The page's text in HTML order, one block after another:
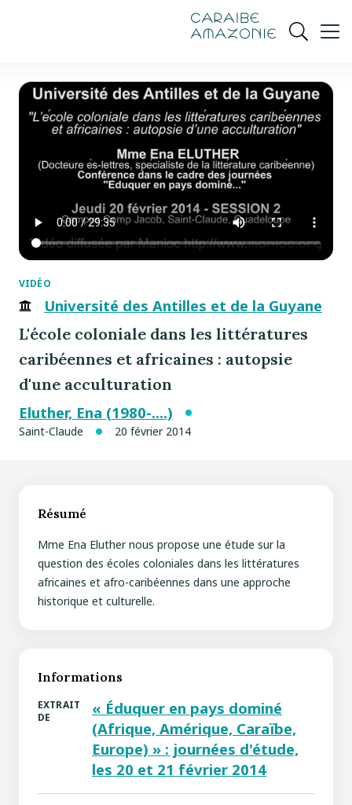
Ouvrir
VIDÉO
Université des Antilles et de la Guyane
L'école coloniale dans les littératures
caribéennes et africaines : autopsie
d'une acculturation
Eluther, Ena (1980-....)
Saint-Claude 20 février 2014
Résumé
Mme Ena Eluther nous propose une étude sur la
question des écoles coloniales dans les littératures
africaines et afro-caribéennes dans une approche
historique et culturelle.
Informations
EXTRAIT
DE
« Éduquer en pays dominé
(Afrique, Amérique, Caraïbe,
Europe) » : journées d'étude,
les 20 et 21 février 2014